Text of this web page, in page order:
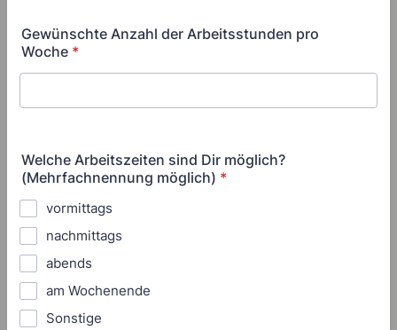
Gewünschte Anzahl der Arbeitsstunden pro
Woche *
Welche Arbeitszeiten sind Dir möglich?
(Mehrfachnennung möglich) *
vormittags
nachmittags
abends
am Wochenende
Sonstige